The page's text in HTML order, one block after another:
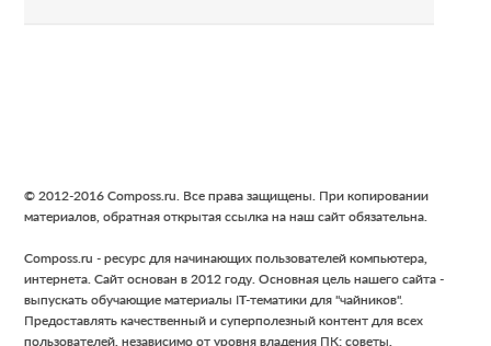
Footer
© 2012-2016 Composs.ru. Все права защищены. При копировании
материалов, обратная открытая ссылка на наш сайт обязательна.
Composs.ru - ресурс для начинающих пользователей компьютера,
интернета. Сайт основан в 2012 году. Основная цель нашего сайта -
выпускать обучающие материалы IT-тематики для "чайников".
Предоставлять качественный и суперполезный контент для всех
пользователей, независимо от уровня владения ПК: советы,